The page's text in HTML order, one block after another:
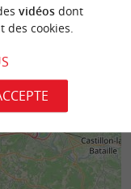
vidéosdont
cookies.